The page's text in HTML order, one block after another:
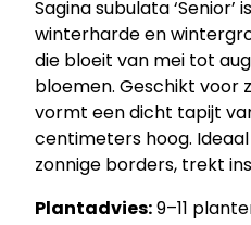
Sagina subulata ‘Senior’
winterharde en
die bloeit van mei tot
bloemen. Geschikt voor
vormt een dicht tapijt
centimeters hoog.
zonnige borders, trekt
Plantadvies:9–11